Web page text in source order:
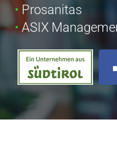
Prosanitas
ASIX